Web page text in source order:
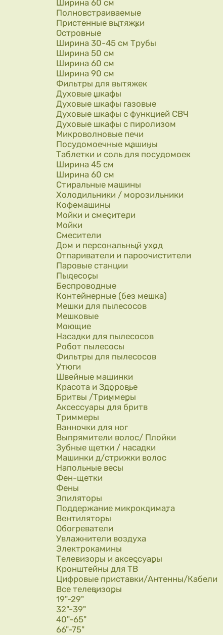
Ширина 60 см
Полновстраиваемые
Пристенные вытяжки
Островные
Ширина 30-45 см Трубы
Ширина 50 см
Ширина 60 см
Ширина 90 см
Фильтры для вытяжек
Духовые шкафы
Духовые шкафы газовые
Духовые шкафы с функцией СВЧ
Духовые шкафы с пиролизом
Микроволновые печи
Посудомоечные машины
Таблетки и соль для посудомоек
Ширина 45 см
Ширина 60 см
Стиральные машины
Холодильники / морозильники
Кофемашины
Мойки и смесители
Мойки
Смесители
Дом и персональный уход
Отпариватели и пароочистители
Паровые станции
Пылесосы
Беспроводные
Контейнерные (без мешка)
Мешки для пылесосов
Мешковые
Моющие
Насадки для пылесосов
Робот пылесосы
Фильтры для пылесосов
Утюги
Швейные машинки
Красота и Здоровье
Бритвы /Триммеры
Аксессуары для бритв
Триммеры
Ванночки для ног
Выпрямители волос/ Плойки
Зубные щетки / насадки
Машинки д/стрижки волос
Напольные весы
Фен-щетки
Фены
Эпиляторы
Поддержание микроклимата
Вентиляторы
Обогреватели
Увлажнители воздуха
Электрокамины
Телевизоры и аксессуары
Кронштейны для ТВ
Цифровые приставки/Антенны/Кабели
Все телевизоры
19"-29"
32"-39"
40"-65"
66"-75"